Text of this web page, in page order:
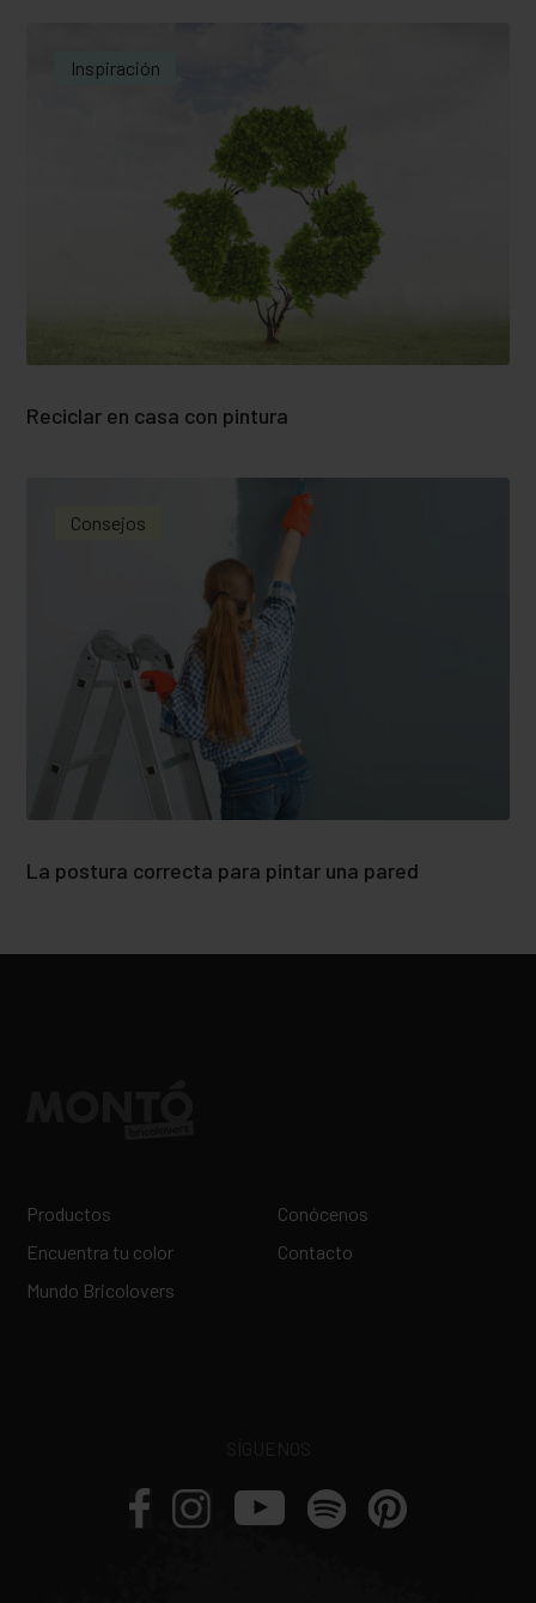
Inspiración
Reciclar en casa con pintura
Consejos
La postura correcta para pintar una pared
Productos
Encuentra tu color
Mundo Bricolovers
Conócenos
Contacto